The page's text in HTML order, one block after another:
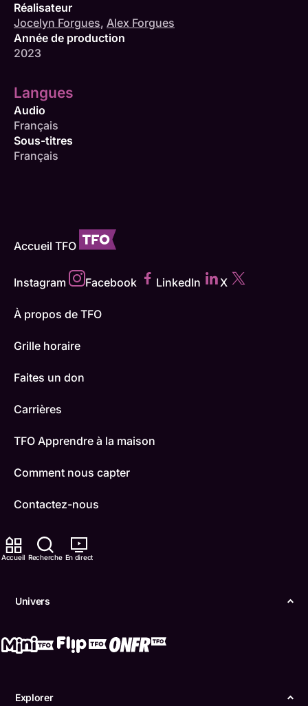
Accueil Recherche En direct
Univers
Explorer
Réalisateur
Jocelyn Forgues, Alex Forgues
Année de production
2023
Langues
Audio
Français
Sous-titres
Français
Accueil TFO
Instagram Facebook LinkedIn X
À propos de TFO
Grille horaire
Faites un don
Carrières
TFO Apprendre à la maison
Comment nous capter
Contactez-nous
ONFR
Boukili
Confidentialité